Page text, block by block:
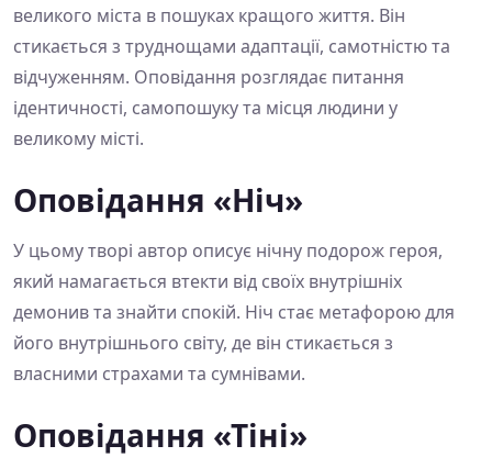
великого міста в пошуках кращого життя. Він
стикається з труднощами адаптації, самотністю та
відчуженням. Оповідання розглядає питання
ідентичності, самопошуку та місця людини у
великому місті.
Оповідання «Ніч»
У цьому творі автор описує нічну подорож героя,
який намагається втекти від своїх внутрішніх
демонив та знайти спокій. Ніч стає метафорою для
його внутрішнього світу, де він стикається з
власними страхами та сумнівами.
Оповідання «Тіні»